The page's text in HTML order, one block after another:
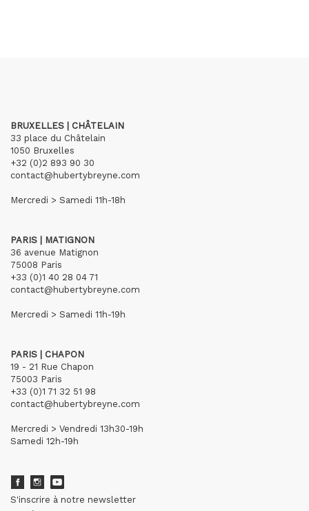
BRUXELLES | CHÂTELAIN
33 place du Châtelain
1050 Bruxelles
+32 (0)2 893 90 30
contact@hubertybreyne.com
Mercredi > Samedi 11h-18h
PARIS | MATIGNON
36 avenue Matignon
75008 Paris
+33 (0)1 40 28 04 71
contact@hubertybreyne.com
Mercredi > Samedi 11h-19h
PARIS | CHAPON
19 - 21 Rue Chapon
75003 Paris
+33 (0)1 71 32 51 98
contact@hubertybreyne.com
Mercredi > Vendredi 13h30-19h
Samedi 12h-19h
S'inscrire à notre newsletter